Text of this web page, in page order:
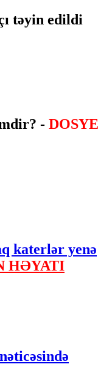
təyin edildi
- DOSYE
katerlər yenə
HƏYATI